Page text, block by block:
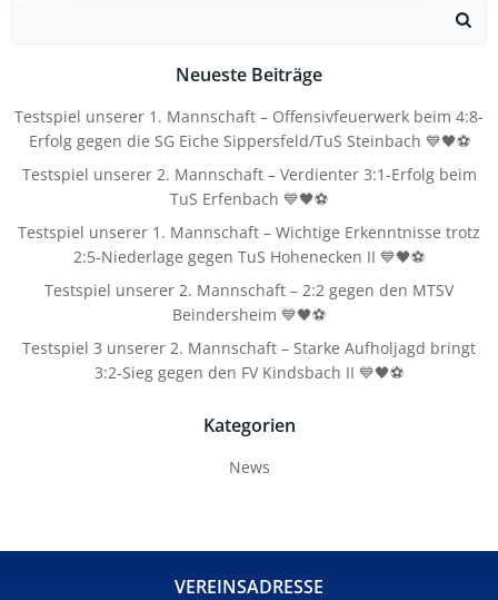
Neueste Beiträge
Testspiel unserer 1. Mannschaft – Offensivfeuerwerk beim 4:8-
Erfolg gegen die SG Eiche Sippersfeld/TuS Steinbach 💙🖤⚽
Testspiel unserer 2. Mannschaft – Verdienter 3:1-Erfolg beim
TuS Erfenbach 💙🖤⚽
Testspiel unserer 1. Mannschaft – Wichtige Erkenntnisse trotz
2:5-Niederlage gegen TuS Hohenecken II 💙🖤⚽
Testspiel unserer 2. Mannschaft – 2:2 gegen den MTSV
Beindersheim 💙🖤⚽
Testspiel 3 unserer 2. Mannschaft – Starke Aufholjagd bringt
3:2-Sieg gegen den FV Kindsbach II 💙🖤⚽
Kategorien
News
VEREINSADRESSE